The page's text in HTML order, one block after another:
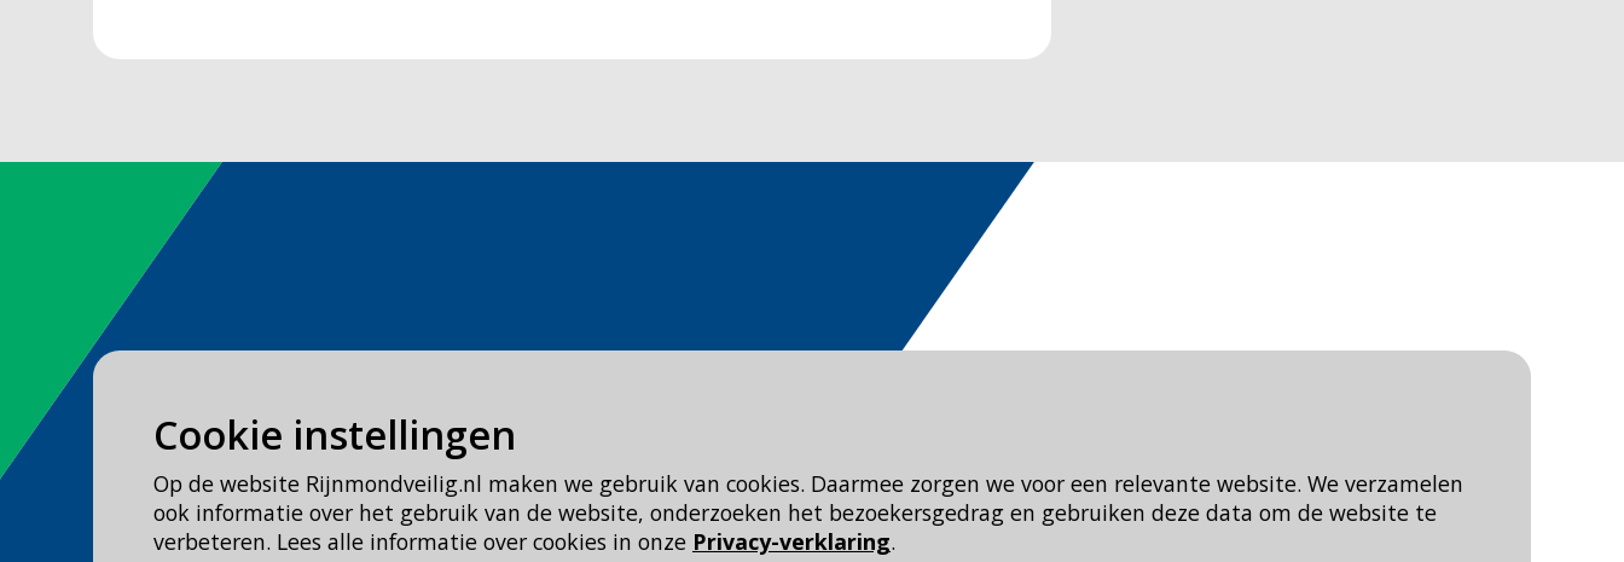
Cookie instellingen
Op de website Rijnmondveilig.nl maken we gebruik van cookies. Daarmee zorgen we voor een relevante website. We verzamelen
ook informatie over het gebruik van de website, onderzoeken het bezoekersgedrag en gebruiken deze data om de website te
verbeteren. Lees alle informatie over cookies in onze Privacy-verklaring.
112
Geen spoed, wel brandweer?
0900 0904